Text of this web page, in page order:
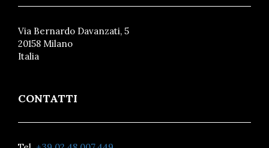
Via Bernardo Davanzati, 5
20158 Milano
Italia
CONTATTI